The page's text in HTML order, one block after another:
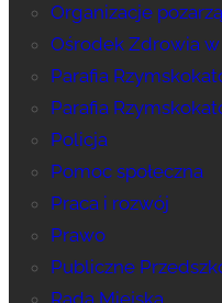
Organizacje
Ośrodek Zdrowia w
Parafia
Parafia
Policja
Pomoc społeczna
Praca i rozwój
Prawo
Publiczne